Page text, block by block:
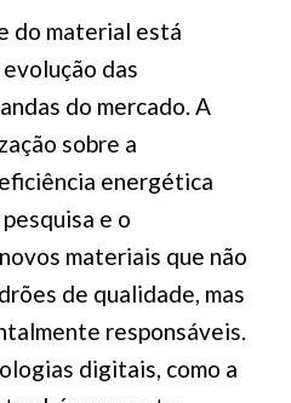
do material está
das
do mercado. A
sobre a
energética
e o
materiais que não
de qualidade, mas
responsáveis.
digitais, como a